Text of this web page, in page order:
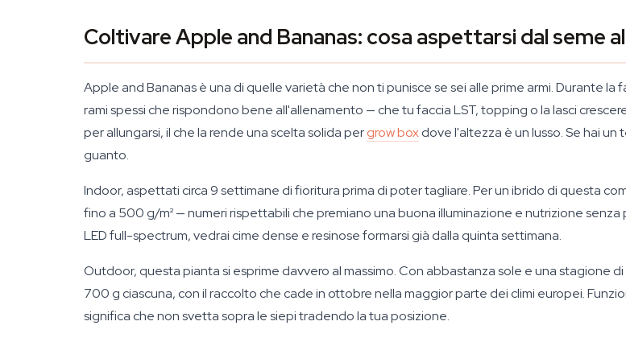
Coltivare Apple and Bananas: cosa aspettarsi dal seme
Apple and Bananas è una di quelle varietà che non ti punisce se sei alle prime armi. Durante
rami spessi che rispondono bene all'allenamento — che tu faccia LST, topping o la lasci
per allungarsi, il che la rende una scelta solida pergrow boxdove l'altezza è un lusso. Se hai
guanto.
Indoor, aspettati circa 9 settimane di fioritura prima di poter tagliare. Per un ibrido di questa
fino a 500 g/m² — numeri rispettabili che premiano una buona illuminazione e nutrizione
LED full-spectrum, vedrai cime dense e resinose formarsi già dalla quinta settimana.
Outdoor, questa pianta si esprime davvero al massimo. Con abbastanza sole e una stagione
700 g ciascuna, con il raccolto che cade in ottobre nella maggior parte dei climi europei.
significa che non svetta sopra le siepi tradendo la tua posizione.